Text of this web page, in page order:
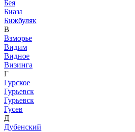
Бея
Биаза
Бижбуляк
В
Взморье
Видим
Видное
Визинга
Г
Гурское
Гурьевск
Гурьевск
Гусев
Д
Дубенский